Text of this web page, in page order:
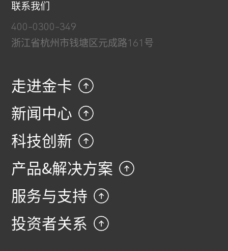
联系我们
400-0300-349
浙江省杭州市钱塘区元成路161号
走进金卡
新闻中心
科技创新
产品&解决方案
服务与支持
投资者关系